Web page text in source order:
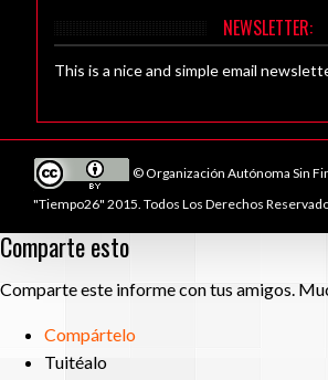
NEWSLETTER:
This is a nice and simple email
© Organización Autónoma Sin
"Tiempo26" 2015. Todos Los Derechos
Comparte esto
Comparte este informe con tus amigos.
Compártelo
Tuitéalo